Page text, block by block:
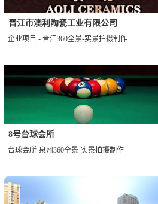
晋江市澳利陶瓷工业有限公司
企业项目 - 晋江360全景-实景拍摄制作
8号台球会所
台球会所-泉州360全景-实景拍摄制作